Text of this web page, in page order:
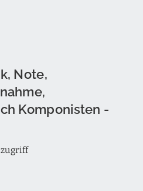
Note,
Komponisten -